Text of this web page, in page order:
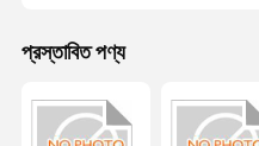
প্রস্তাবিত পণ্য